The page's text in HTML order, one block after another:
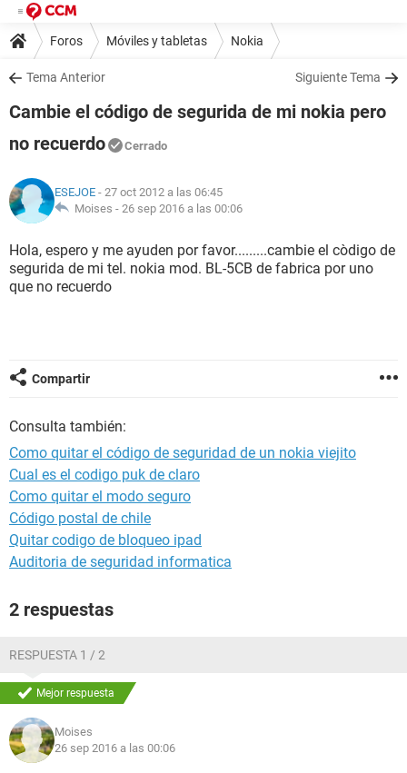
Foros Móviles y tabletas Nokia
Tema Anterior Siguiente Tema
Cambie el código de segurida de mi nokia pero
no recuerdo
Cerrado
ESEJOE - 27 oct 2012 a las 06:45
Moises - 26 sep 2016 a las 00:06
Hola, espero y me ayuden por favor.........cambie el còdigo de
segurida de mi tel. nokia mod. BL-5CB de fabrica por uno
que no recuerdo
Compartir
Consulta también:
Como quitar el código de seguridad de un nokia viejito
Cual es el codigo puk de claro
Como quitar el modo seguro
Código postal de chile
Quitar codigo de bloqueo ipad
Auditoria de seguridad informatica
2 respuestas
RESPUESTA 1 / 2
Mejor respuesta
Moises
26 sep 2016 a las 00:06